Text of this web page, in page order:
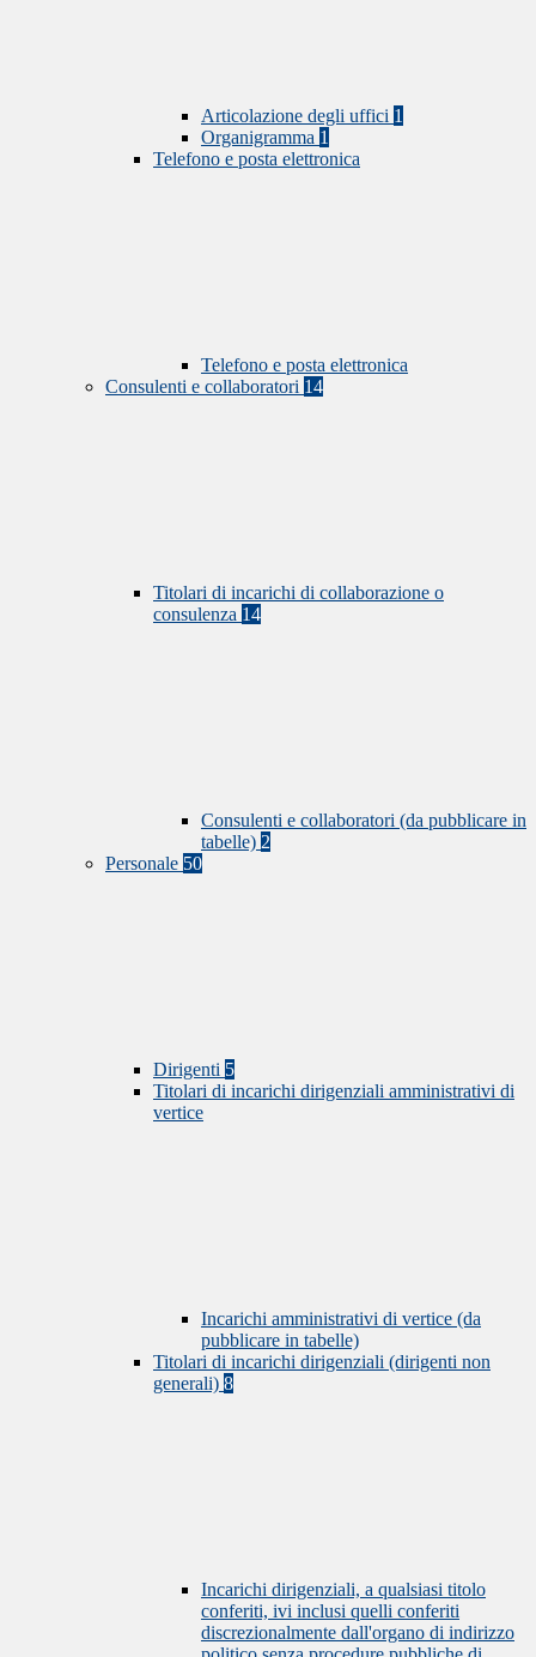
Articolazione degli uffici 1
Organigramma 1
Telefono e posta elettronica
Telefono e posta elettronica
Consulenti e collaboratori 14
Titolari di incarichi di collaborazione o
consulenza 14
Consulenti e collaboratori (da pubblicare in
tabelle) 2
Personale 50
Dirigenti 5
Titolari di incarichi dirigenziali amministrativi di
vertice
Incarichi amministrativi di vertice (da
pubblicare in tabelle)
Titolari di incarichi dirigenziali (dirigenti non
generali) 8
Incarichi dirigenziali, a qualsiasi titolo
conferiti, ivi inclusi quelli conferiti
discrezionalmente dall'organo di indirizzo